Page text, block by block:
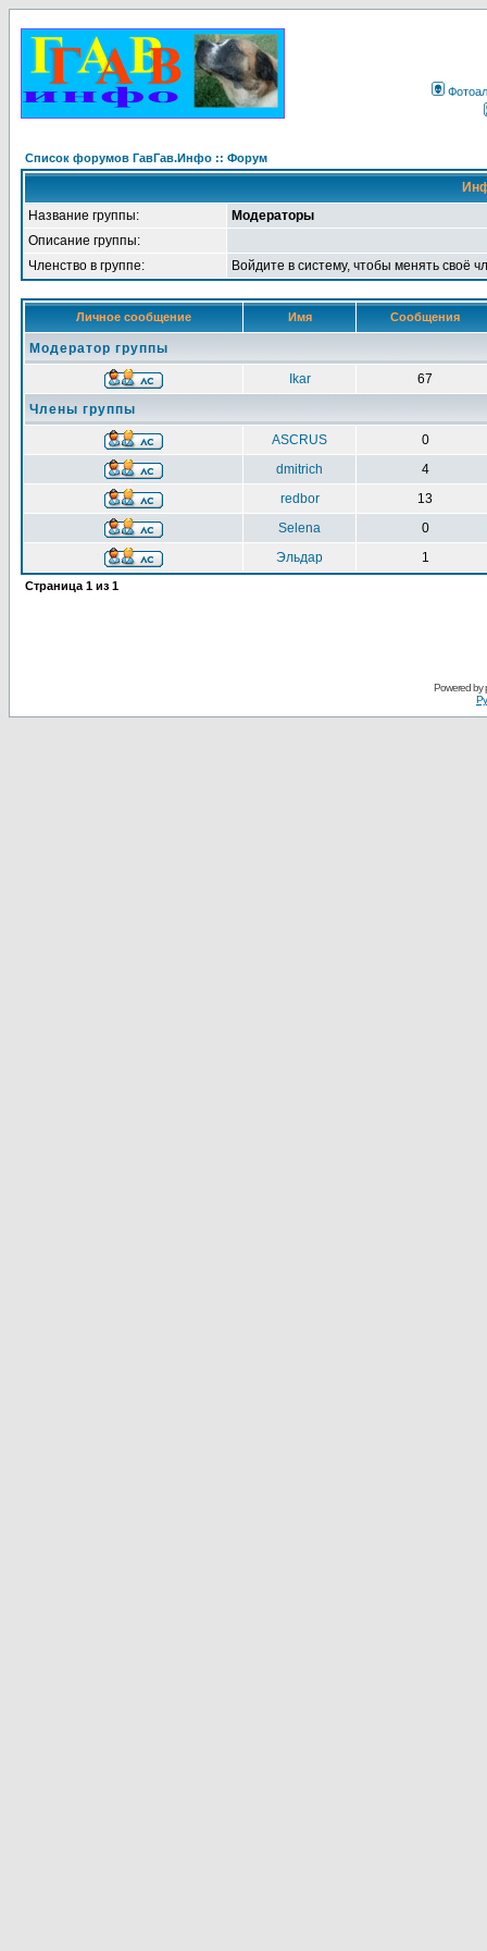
Список форумов ГавГав.Инфо :: Форум
Название группы:
Модераторы
Описание группы:
Членство в группе:
Войдите в систему, чтобы менять своё
Личное сообщение Имя Сообщения
Модератор группы
Ikar
67
Члены группы
ASCRUS
0
dmitrich
4
redbor
13
Selena
0
Эльдар
1
Страница 1 из 1
Powered by